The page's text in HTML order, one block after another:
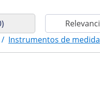
/ Instrumentos de medida